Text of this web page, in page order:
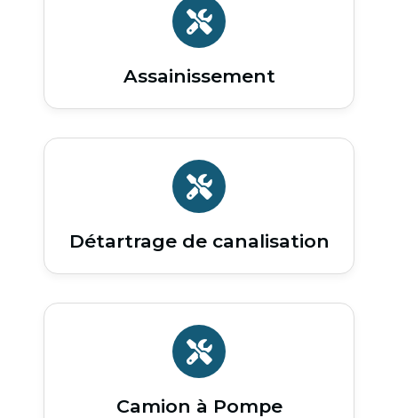
Assainissement
Détartrage de canalisation
Camion à Pompe